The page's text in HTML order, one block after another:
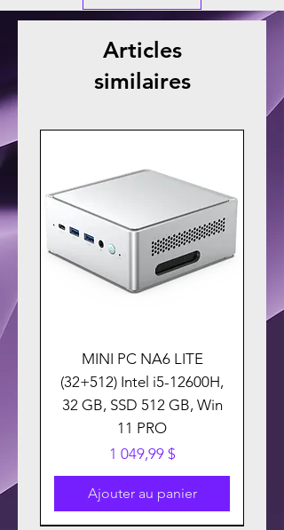
Articles
similaires
MINI PC NA6 LITE
(32+512) Intel i5-12600H,
32 GB, SSD 512 GB, Win
11 PRO
Prix
1 049,99 $
Ajouter au panier